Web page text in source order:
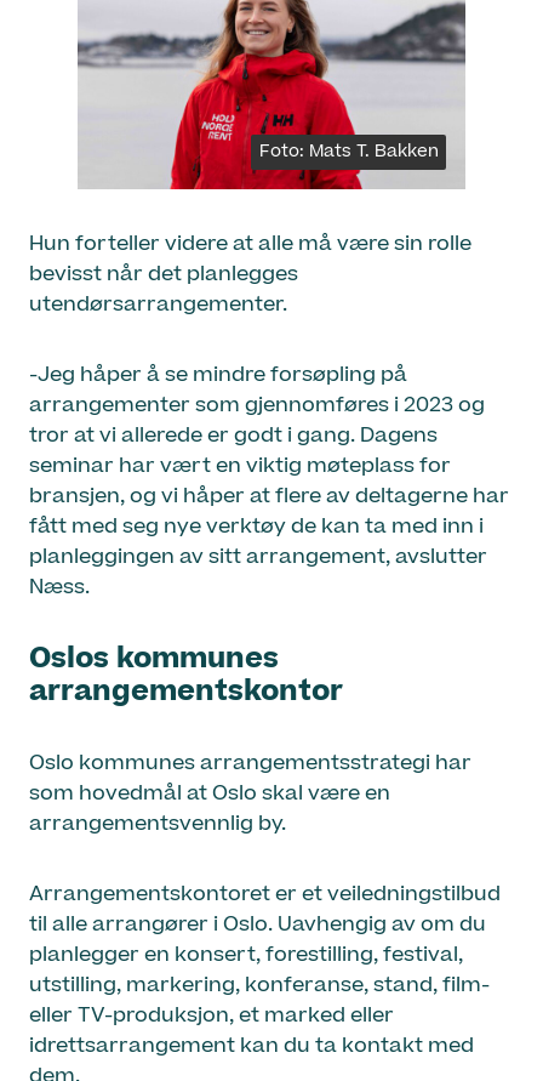
Foto: Mats T. Bakken
Hun forteller videre at alle må være sin rolle
bevisst når det planlegges
utendørsarrangementer.
-Jeg håper å se mindre forsøpling på
arrangementer som gjennomføres i 2023 og
tror at vi allerede er godt i gang. Dagens
seminar har vært en viktig møteplass for
bransjen, og vi håper at flere av deltagerne har
fått med seg nye verktøy de kan ta med inn i
planleggingen av sitt arrangement, avslutter
Næss.
Oslos kommunes
arrangementskontor
Oslo kommunes arrangementsstrategi har
som hovedmål at Oslo skal være en
arrangementsvennlig by.
Arrangementskontoret er et veiledningstilbud
til alle arrangører i Oslo. Uavhengig av om du
planlegger en konsert, forestilling, festival,
utstilling, markering, konferanse, stand, film-
eller TV-produksjon, et marked eller
idrettsarrangement kan du ta kontakt med